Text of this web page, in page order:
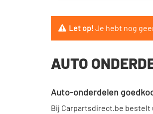
Let op!Je hebt nog
AUTO
Auto-onderdelen
Bij Carpartsdirect.be bestelt